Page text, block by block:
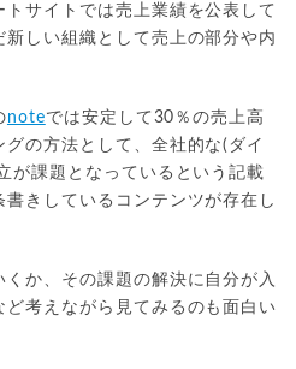
サイトでは売上業績を公表して
しい組織として売上の部分や内
noteでは安定して30％の売上高
の方法として、全社的な(ダイ
が課題となっているという記載
きしているコンテンツが存在し
か、その課題の解決に自分が入
考えながら見てみるのも面白い